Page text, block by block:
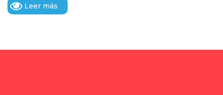
Leer más